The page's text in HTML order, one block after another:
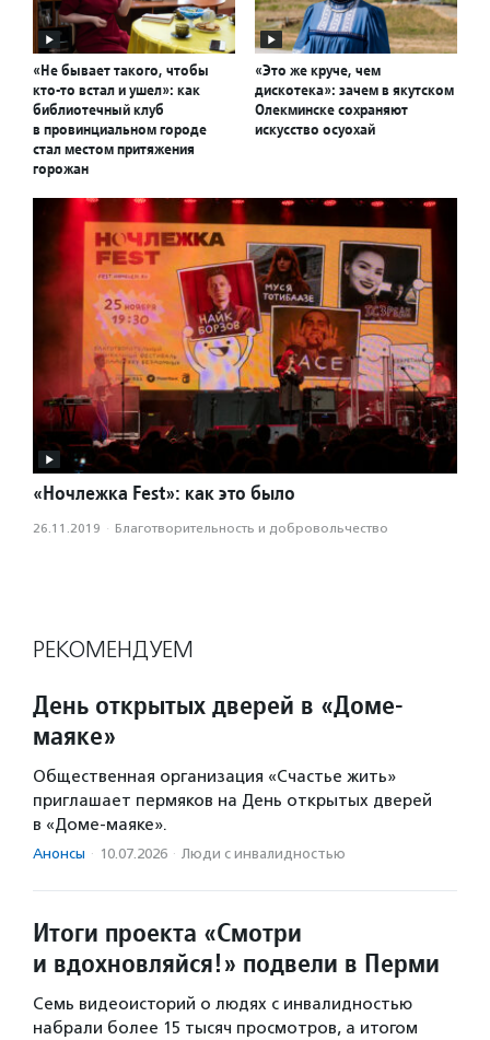
«Не бывает такого, чтобы
кто-то встал и ушел»: как
библиотечный клуб
в провинциальном городе
стал местом притяжения
горожан
«Это же круче, чем
дискотека»: зачем в якутском
Олекминске сохраняют
искусство осуохай
«Ночлежка Fest»: как это было
26.11.2019 · Благотвори­тель­ность и доброволь­чест­во
РЕКОМЕНДУЕМ
День открытых дверей в «Доме-
маяке»
Общественная организация «Счастье жить»
приглашает пермяков на День открытых дверей
в «Доме-маяке».
Анонсы · 10.07.2026 · Люди с инвалидностью
Итоги проекта «Смотри
и вдохновляйся!» подвели в Перми
Семь видеоисторий о людях с инвалидностью
набрали более 15 тысяч просмотров, а итогом